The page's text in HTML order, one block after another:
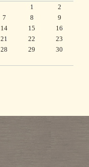
1
2
7 8
9
14 15
16
21 22
23
28 29
30